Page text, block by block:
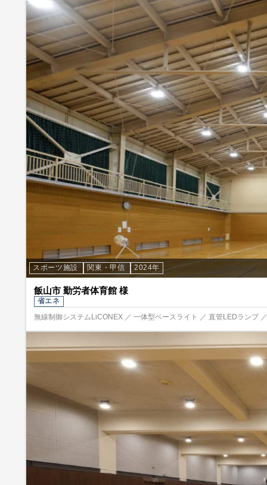
スポーツ施設 関東・甲信 2024年
飯山市 勤労者体育館 様
省エネ
無線制御システムLiCONEX ／ 一体型ベースライト ／ 直管LEDランプ